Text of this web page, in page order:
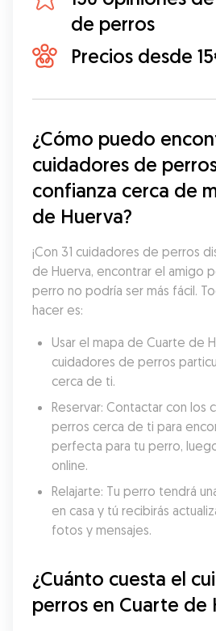
de perros
Precios desde
¿Cómo puedo
cuidadores de
confianza cerca de
de Huerva?
¡Con 31 cuidadores de perros
de Huerva, encontrar el amigo
perro no podría ser más fácil.
hacer es:
Usar el mapa de Cuarte de
cuidadores de perros
cerca de ti.
Reservar: Contactar con los
perros cerca de ti para
perfecta para tu perro,
online.
Relajarte: Tu perro tendrá
en casa y tú recibirás
fotos y mensajes.
¿Cuánto cuesta el
perros en Cuarte de